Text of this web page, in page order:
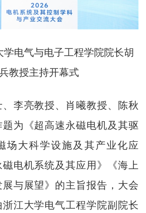
电气与电子工程学院院长胡
教授主持开幕式
亮教授、肖曦教授、陈秋
为《超高速永磁电机及其驱
场大科学设施及其产业化应
电机系统及其应用》《海上
与展望》的主旨报告，大会
江大学电气工程学院副院长